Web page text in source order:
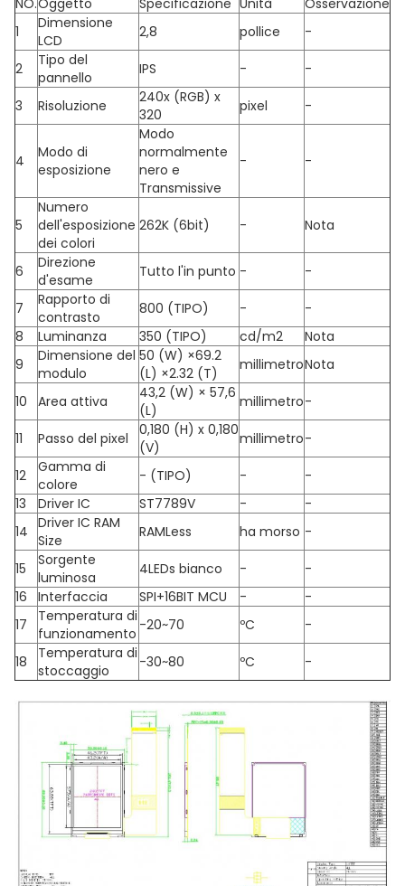
NO.Oggetto Specificazione Unità
Osservazione
1
Dimensione
LCD
2,8 pollice -
2
Tipo del
pannello
IPS - -
3 Risoluzione
240x (RGB) x
320
pixel -
4
Modo di
esposizione
Modo
normalmente
nero e
Transmissive
- -
5
Numero
dell'esposizione
dei colori
262K (6bit) - Nota
6
Direzione
d'esame
Tutto l'in punto - -
7
Rapporto di
contrasto
800 (TIPO) -
-
8
Luminanza 350 (TIPO) cd/m2
Nota
9
Dimensione del
modulo
50 (W) ×69.2
(L) ×2.32 (T)
millimetroNota
10 Area attiva
43,2 (W) × 57,6
(L)
millimetro-
11 Passo del pixel
0,180 (H) x 0,180
(V)
millimetro-
12
Gamma di
colore
- (TIPO) -
-
13
Driver IC ST7789V -
-
14 Driver IC RAM
Size
RAMLess ha morso -
15
Sorgente
luminosa
4LEDs bianco -
-
16
Interfaccia SPI+16BIT MCU -
-
17
Temperatura di
funzionamento -20~70 ºC -
18
Temperatura di
stoccaggio
-30~80 ºC -